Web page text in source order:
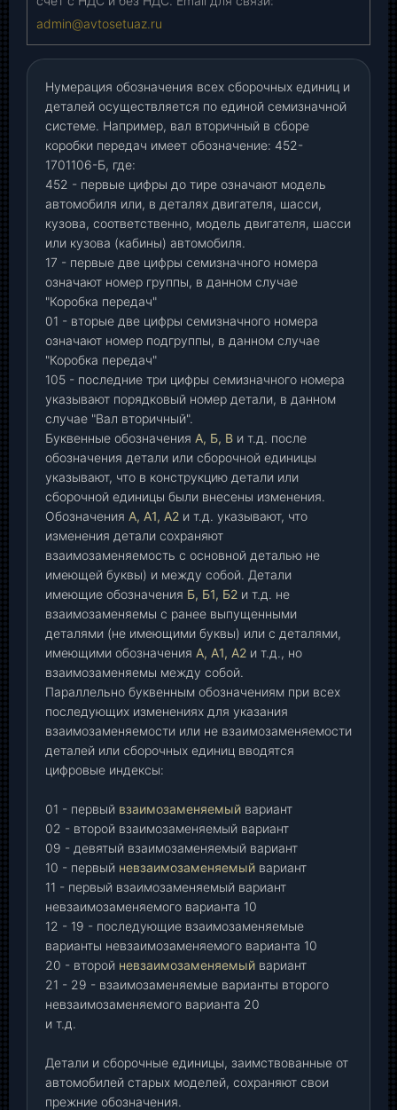
admin@avtosetuaz.ru
Нумерация обозначения всех сборочных единиц и
деталей осуществляется по единой семизначной
системе. Например, вал вторичный в сборе
коробки передач имеет обозначение: 452-
1701106-Б, где:
452 - первые цифры до тире означают модель
автомобиля или, в деталях двигателя, шасси,
кузова, соответственно, модель двигателя, шасси
или кузова (кабины) автомобиля.
17 - первые две цифры семизначного номера
означают номер группы, в данном случае
"Коробка передач"
01 - вторые две цифры семизначного номера
означают номер подгруппы, в данном случае
"Коробка передач"
105 - последние три цифры семизначного номера
указывают порядковый номер детали, в данном
случае "Вал вторичный".
Буквенные обозначения А, Б, В и т.д. после
обозначения детали или сборочной единицы
указывают, что в конструкцию детали или
сборочной единицы были внесены изменения.
Обозначения А, А1, А2 и т.д. указывают, что
изменения детали сохраняют
взаимозаменяемость с основной деталью не
имеющей буквы) и между собой. Детали
имеющие обозначения Б, Б1, Б2 и т.д. не
взаимозаменяемы с ранее выпущенными
деталями (не имеющими буквы) или с деталями,
имеющими обозначения А, А1, А2 и т.д., но
взаимозаменяемы между собой.
Параллельно буквенным обозначениям при всех
последующих изменениях для указания
взаимозаменяемости или не взаимозаменяемости
деталей или сборочных единиц вводятся
цифровые индексы:
01 - первый взаимозаменяемый вариант
02 - второй взаимозаменяемый вариант
09 - девятый взаимозаменяемый вариант
10 - первый невзаимозаменяемый вариант
11 - первый взаимозаменяемый вариант
невзаимозаменяемого варианта 10
12 - 19 - последующие взаимозаменяемые
варианты невзаимозаменяемого варианта 10
20 - второй невзаимозаменяемый вариант
21 - 29 - взаимозаменяемые варианты второго
невзаимозаменяемого варианта 20
и т.д.
Детали и сборочные единицы, заимствованные от
автомобилей старых моделей, сохраняют свои
прежние обозначения.